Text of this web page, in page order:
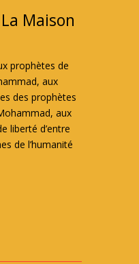
Maison
prophètes de
aux
des prophètes
aux
liberté d’entre
de l’humanité